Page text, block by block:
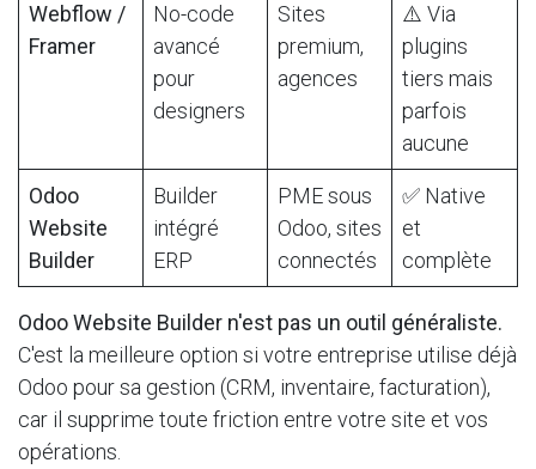
Webflow /
Framer
No-code
avancé
pour
designers
Sites
premium,
agences
⚠️ Via
plugins
tiers mais
parfois
aucune
Odoo
Website
Builder
Builder
intégré
ERP
PME sous
Odoo, sites
connectés
✅ Native
et
complète
Odoo Website Builder n'est pas un outil généraliste.
C'est la meilleure option si votre entreprise utilise déjà
Odoo pour sa gestion (CRM, inventaire, facturation),
car il supprime toute friction entre votre site et vos
opérations.